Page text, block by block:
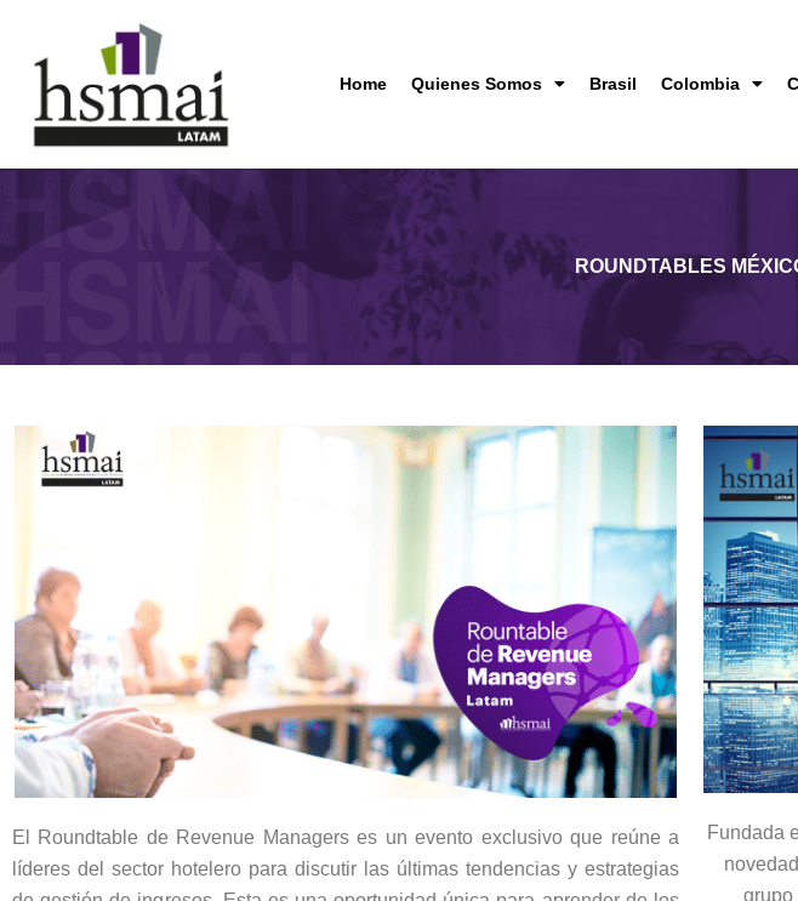
contenido
Home Quienes Somos Brasil Colombia
ROUNDTABLES
El Roundtable de Revenue Managers es un evento exclusivo que reúne a
líderes del sector hotelero para discutir las últimas tendencias y estrategias
Fundada
grupo